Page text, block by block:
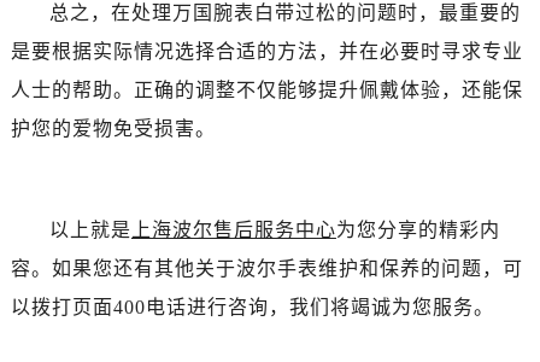
总之，在处理万国腕表白带过松的问题时，最重要的
是要根据实际情况选择合适的方法，并在必要时寻求专业
人士的帮助。正确的调整不仅能够提升佩戴体验，还能保
护您的爱物免受损害。
以上就是 上海波尔售后服务中心为您分享的精彩内
容。如果您还有其他关于波尔手表维护和保养的问题，可
以拨打页面400电话进行咨询，我们将竭诚为您服务。